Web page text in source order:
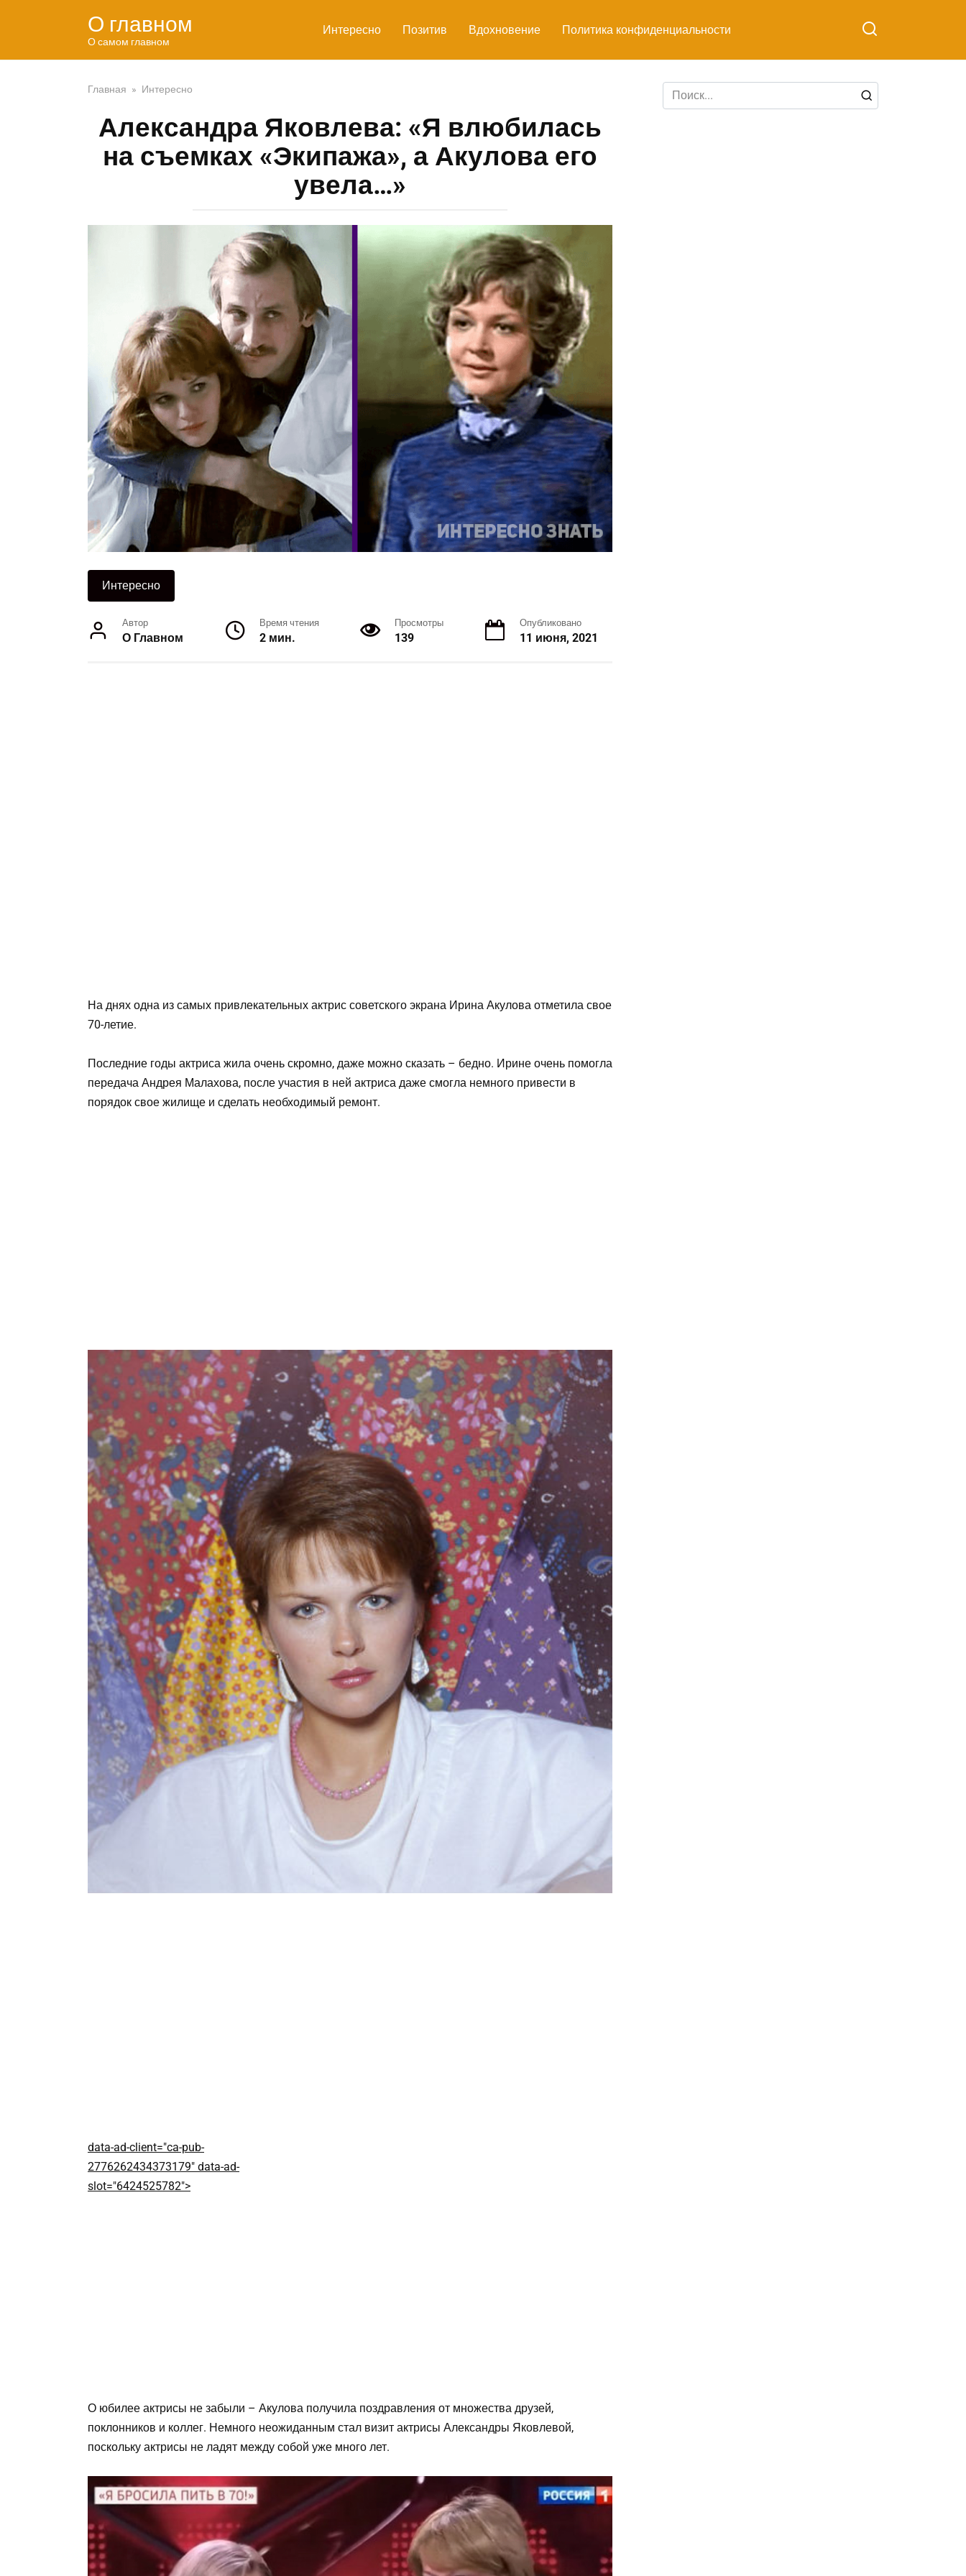
О главном
О самом главном
Интересно Позитив Вдохновение Политика конфиденциальности
Главная » Интересно
Александра Яковлева: «Я влюбилась
на съемках «Экипажа», а Акулова его
увела…»
Интересно
Автор
О Главном
Время чтения
2 мин.
Просмотры
139
Опубликовано
11 июня, 2021
На днях одна из самых привлекательных актрис советского экрана Ирина Акулова отметила свое
70-летие.
Последние годы актриса жила очень скромно, даже можно сказать – бедно. Ирине очень помогла
передача Андрея Малахова, после участия в ней актриса даже смогла немного привести в
порядок свое жилище и сделать необходимый ремонт.
data-ad-client="ca-pub-
2776262434373179" data-ad-
slot="6424525782">
О юбилее актрисы не забыли – Акулова получила поздравления от множества друзей,
поклонников и коллег. Немного неожиданным стал визит актрисы Александры Яковлевой,
поскольку актрисы не ладят между собой уже много лет.
Search
for: